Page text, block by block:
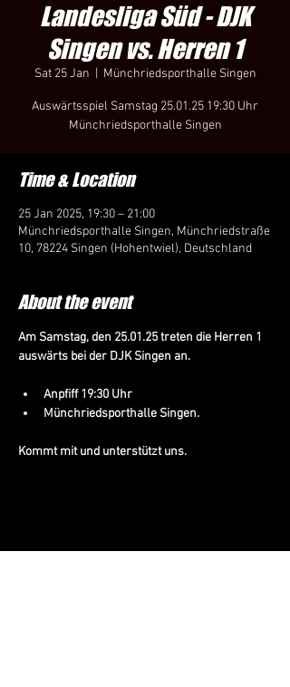
Landesliga Süd - DJK
Singen vs. Herren 1
Sat 25 Jan Münchriedsporthalle Singen
Auswärtsspiel Samstag 25.01.25 19:30 Uhr
Münchriedsporthalle Singen
Time & Location
25 Jan 2025, 19:30 – 21:00
Münchriedsporthalle Singen, Münchriedstraße
10, 78224 Singen (Hohentwiel), Deutschland
About the event
Am Samstag, den 25.01.25 treten die Herren 1
auswärts bei der DJK Singen an.
Anpfiff 19:30 Uhr
Münchriedsporthalle Singen.
Kommt mit und unterstützt uns.